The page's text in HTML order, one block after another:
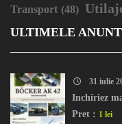
Transport (48)
ULTIMELE
31 iulie
Inchiriez
Pret : 1 lei